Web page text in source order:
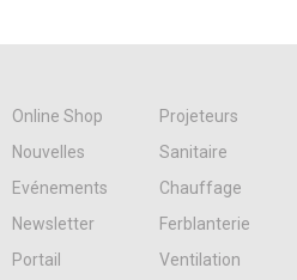
Online Shop
Projeteurs
Nouvelles
Sanitaire
Evénements
Chauffage
Newsletter
Ferblanterie
Portail
Ventilation